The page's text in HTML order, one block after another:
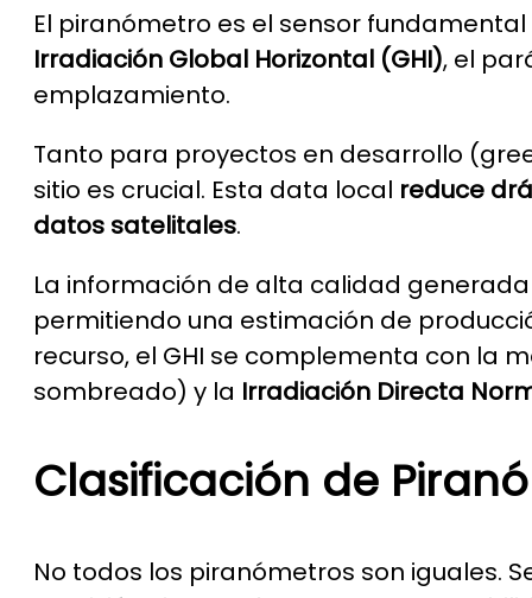
El piranómetro es el sensor
Irradiación Global Horizontal (GHI), el
emplazamiento.
Tanto para proyectos en desarrollo
sitio es crucial. Esta data local reduce
datos satelitales.
La información de alta calidad
permitiendo una estimación de
recurso, el GHI se complementa con la
sombreado) y la Irradiación Directa
Clasificación de
No todos los piranómetros son iguales.